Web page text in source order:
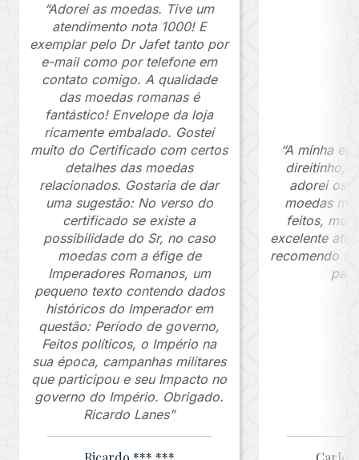
“Adorei as moedas. Tive um
atendimento nota 1000! E
exemplar pelo Dr Jafet tanto por
e-mail como por telefone em
contato comigo. A qualidade
das moedas romanas é
fantástico! Envelope da loja
ricamente embalado. Gostei
muito do Certificado com certos
detalhes das moedas
relacionados. Gostaria de dar
uma sugestão: No verso do
certificado se existe a
possibilidade do Sr, no caso
moedas com a éfige de
Imperadores Romanos, um
pequeno texto contendo dados
históricos do Imperador em
questão: Período de governo,
Feitos políticos, o Império na
sua época, campanhas militares
que participou e seu Impacto no
governo do Império. Obrigado.
Ricardo Lanes”
“A minha
direitinho,
adorei os
moedas
feitos,
excelente
recomendo o